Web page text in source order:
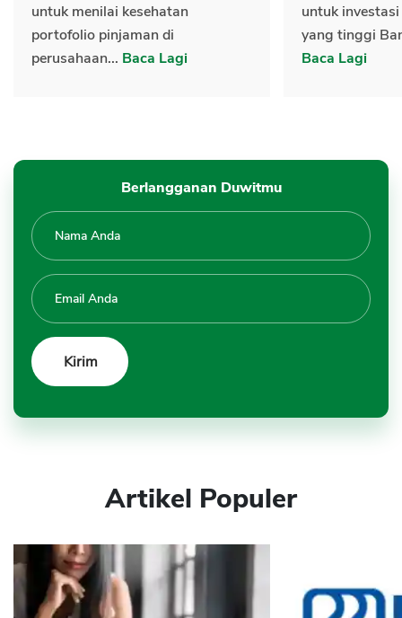
untuk menilai kesehatan
portofolio pinjaman di
perusahaan... Baca Lagi
untuk
yang tinggi
Baca Lagi
Berlangganan Duwitmu
Artikel Populer